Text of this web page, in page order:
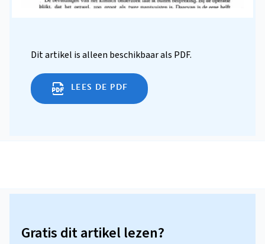
Dit artikel is alleen beschikbaar als PDF.
LEES DE PDF
Gratis dit artikel lezen?